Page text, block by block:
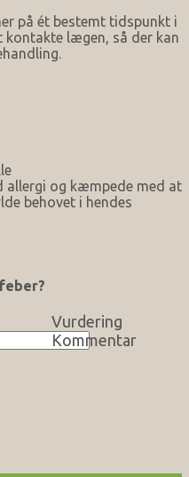
på ét bestemt tidspunkt i
lægen, så der kan
allergi og kæmpede med at
behovet i hendes
Vurdering
Kommentar